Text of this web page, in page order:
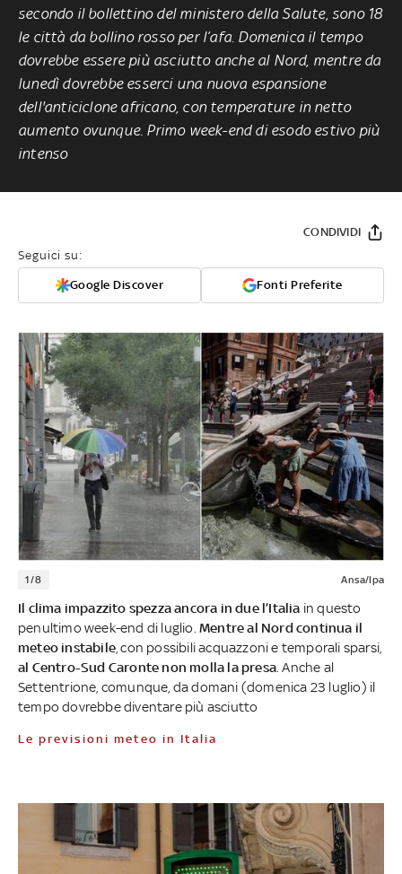
secondo il bollettino del ministero della Salute, sono 18
le città da bollino rosso per l’afa. Domenica il tempo
dovrebbe essere più asciutto anche al Nord, mentre da
lunedì dovrebbe esserci una nuova espansione
dell'anticiclone africano, con temperature in netto
aumento ovunque. Primo week-end di esodo estivo più
intenso
Seguici su:
Google Discover Fonti Preferite
CONDIVIDI
1/8 Ansa/Ipa
Il clima impazzito spezza ancora in due l’Italia in questo
penultimo week-end di luglio. Mentre al Nord continua il
meteo instabile , con possibili acquazzoni e temporali sparsi,
al Centro-Sud Caronte non molla la presa . Anche al
Settentrione, comunque, da domani (domenica 23 luglio) il
tempo dovrebbe diventare più asciutto
Le previsioni meteo in Italia